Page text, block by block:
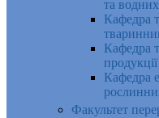
та водних
Кафедра
Кафедра
Кафедра
Факультет